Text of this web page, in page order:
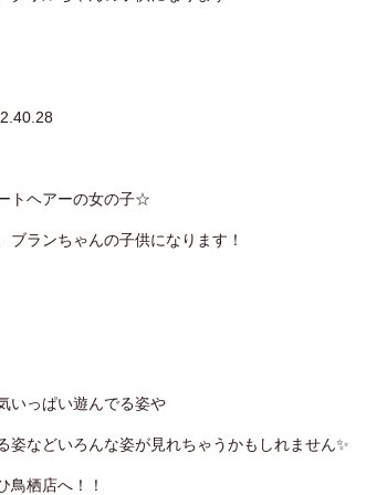
トヘアーの女の子☆
ブランちゃんの子供になります！
いっぱい遊んでる姿や
姿などいろんな姿が見れちゃうかもしれません✨
鳥栖店へ！！